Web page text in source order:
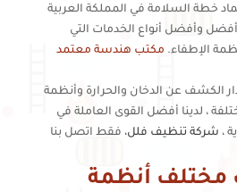
خطة السلامة في المملكة العربية
وأفضل أنواع الخدمات التي
الإطفاء. مكتب هندسة معتمد
الكشف عن الدخان والحرارة وأنظمة
، لدينا أفضل القوى العاملة في
، شركة تنظيف فلل، فقط اتصل بنا
مختلف أنظمة